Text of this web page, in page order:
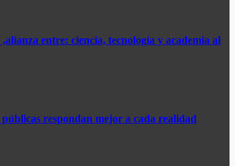
entre: ​ciencia, tecnología y academia al
respondan mejor a cada realidad